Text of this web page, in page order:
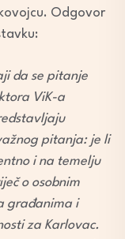
Odgovor
da se pitanje
ViK-a
pitanja: je li
i na temelju
o osobnim
građanima i
za Karlovac.